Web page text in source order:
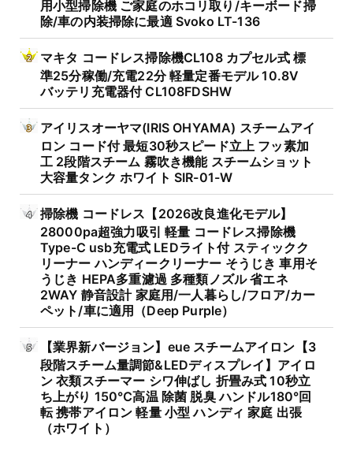
用小型掃除機 ご家庭のホコリ取り/キーボード掃
除/車の内装掃除に最適 Svoko LT-136
マキタ コードレス掃除機CL108 カプセル式 標
準25分稼働/充電22分 軽量定番モデル 10.8V
バッテリ充電器付 CL108FDSHW
アイリスオーヤマ(IRIS OHYAMA) スチームアイ
ロン コード付 最短30秒スピード立上 フッ素加
工 2段階スチーム 霧吹き機能 スチームショット
大容量タンク ホワイト SIR-01-W
掃除機 コードレス【2026改良進化モデル】
28000pa超強力吸引 軽量 コードレス掃除機
Type-C usb充電式 LEDライト付 スティックク
リーナー ハンディークリーナー そうじき 車用そ
うじき HEPA多重濾過 多種類ノズル 省エネ
2WAY 静音設計 家庭用/一人暮らし/フロア/カー
ペット/車に適用（Deep Purple）
【業界新バージョン】eue スチームアイロン【3
段階スチーム量調節&LEDディスプレイ】アイロ
ン 衣類スチーマー シワ伸ばし 折畳み式 10秒立
ち上がり 150℃高温 除菌 脱臭 ハンドル180°回
転 携帯アイロン 軽量 小型 ハンディ 家庭 出張
（ホワイト）